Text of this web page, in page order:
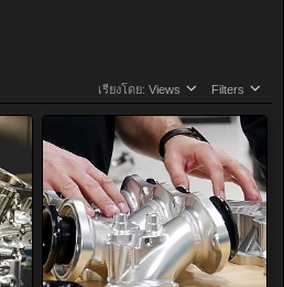
เรียงโดย: Views Filters